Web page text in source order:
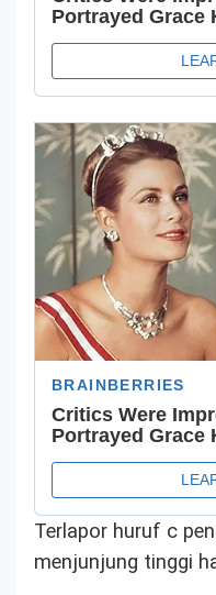
Terlapor huruf c
menjunjung tinggi